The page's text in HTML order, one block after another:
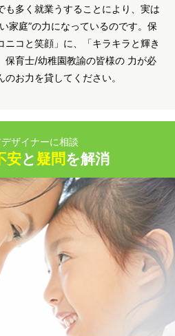
も多く就業うすることにより、実は
家庭”の力になっているのです。保
コと笑顔」に、「キラキラと輝き
保育士/幼稚園教諭の皆様の 力が必
お力を貸してください。
ザイナーに相談
安と 疑問 を解消